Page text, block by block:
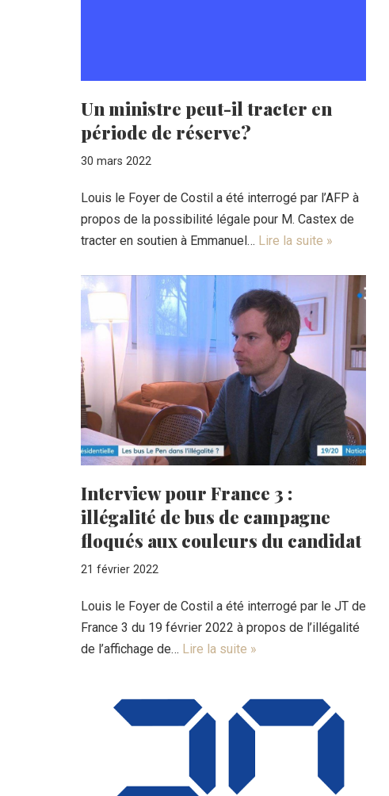
Un ministre peut-il tracter en
période de réserve?
30 mars 2022
Louis le Foyer de Costil a été interrogé par l’AFP à
propos de la possibilité légale pour M. Castex de
tracter en soutien à Emmanuel… Lire la suite »
Interview pour France 3 :
illégalité de bus de campagne
floqués aux couleurs du candidat
21 février 2022
Louis le Foyer de Costil a été interrogé par le JT de
France 3 du 19 février 2022 à propos de l’illégalité
de l’affichage de… Lire la suite »